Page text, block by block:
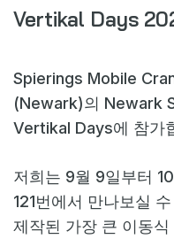
My Spierings
General terms and
일반 약관
Vertikal Days
Spierings Mobile
(Newark)의 Newark
Vertikal Days에 참가
저희는 9월 9일부터
121번에서 만나보실
제작된 가장 큰 이동식